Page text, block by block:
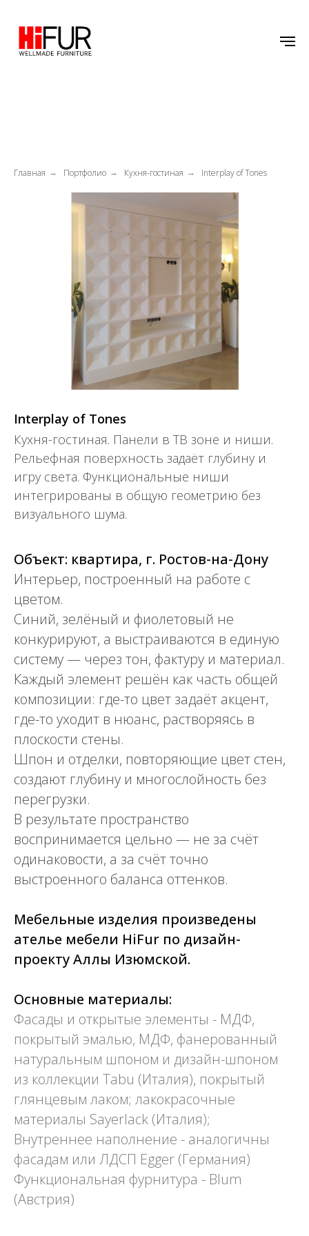
Главная → Портфолио → Кухня-гостиная → Interplay of Tones
Interplay of Tones
Кухня-гостиная. Панели в ТВ зоне и ниши.
Рельефная поверхность задаёт глубину и
игру света. Функциональные ниши
интегрированы в общую геометрию без
визуального шума.
Объект: квартира, г. Ростов-на-Дону
Интерьер, построенный на работе с
цветом.
Синий, зелёный и фиолетовый не
конкурируют, а выстраиваются в единую
систему — через тон, фактуру и материал.
Каждый элемент решён как часть общей
композиции: где-то цвет задаёт акцент,
где-то уходит в нюанс, растворяясь в
плоскости стены.
Шпон и отделки, повторяющие цвет стен,
создают глубину и многослойность без
перегрузки.
В результате пространство
воспринимается цельно — не за счёт
одинаковости, а за счёт точно
выстроенного баланса оттенков.
Мебельные изделия произведены
ателье мебели HiFur по дизайн-
проекту Аллы Изюмской.
Основные материалы:
Фасады и открытые элементы - МДФ,
покрытый эмалью, МДФ, фанерованный
натуральным шпоном и дизайн-шпоном
из коллекции Tabu (Италия), покрытый
глянцевым лаком; лакокрасочные
материалы Sayerlack (Италия);
Внутреннее наполнение - аналогичны
фасадам или ЛДСП Egger (Германия)
Функциональная фурнитура - Blum
(Австрия)